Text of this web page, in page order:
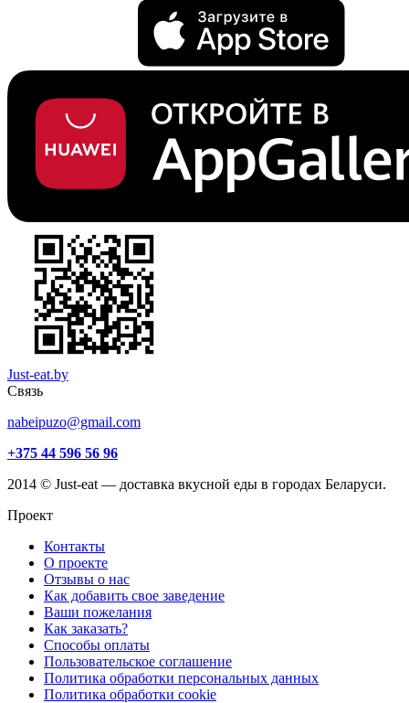
Just-eat.by
Связь
nabeipuzo@gmail.com
+375 44 596 56 96
2014 © Just-eat — доставка вкусной еды в городах Беларуси.
Проект
Контакты
О проекте
Отзывы о нас
Как добавить свое заведение
Ваши пожелания
Как заказать?
Способы оплаты
Пользовательское соглашение
Политика обработки персональных данных
Политика обработки cookie